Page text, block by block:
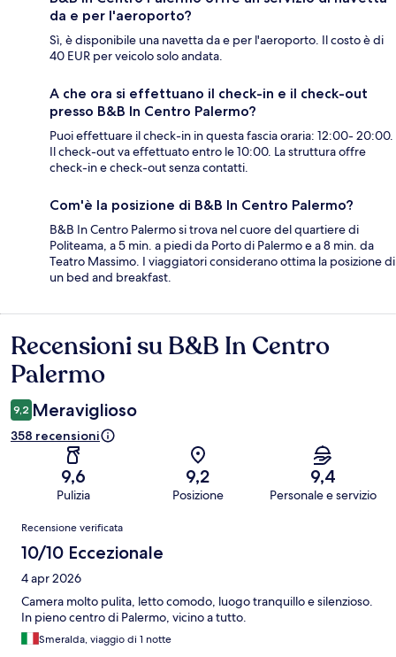
da e per l'aeroporto?
Sì, è disponibile una navetta da e per l'aeroporto. Il costo è di
40 EUR per veicolo solo andata.
A che ora si effettuano il check-in e il check-out
presso B&B In Centro Palermo?
Puoi effettuare il check-in in questa fascia oraria: 12:00- 20:00.
Il check-out va effettuato entro le 10:00. La struttura offre
check-in e check-out senza contatti.
Com'è la posizione di B&B In Centro Palermo?
B&B In Centro Palermo si trova nel cuore del quartiere di
Politeama, a 5 min. a piedi da Porto di Palermo e a 8 min. da
Teatro Massimo. I viaggiatori considerano ottima la posizione di
un bed and breakfast.
Recensioni
Recensioni su B&B In Centro
Palermo
9,2 Meraviglioso
358 recensioni
9,6
Pulizia
9,2
Posizione
9,4
Personale e servizio
Recensioni
Recensione verificata
10/10 Eccezionale
4 apr 2026
Camera molto pulita, letto comodo, luogo tranquillo e silenzioso.
In pieno centro di Palermo, vicino a tutto.
Smeralda, viaggio di 1 notte